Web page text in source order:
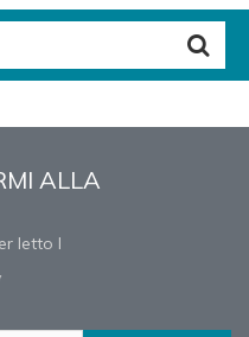
ALLA
letto l